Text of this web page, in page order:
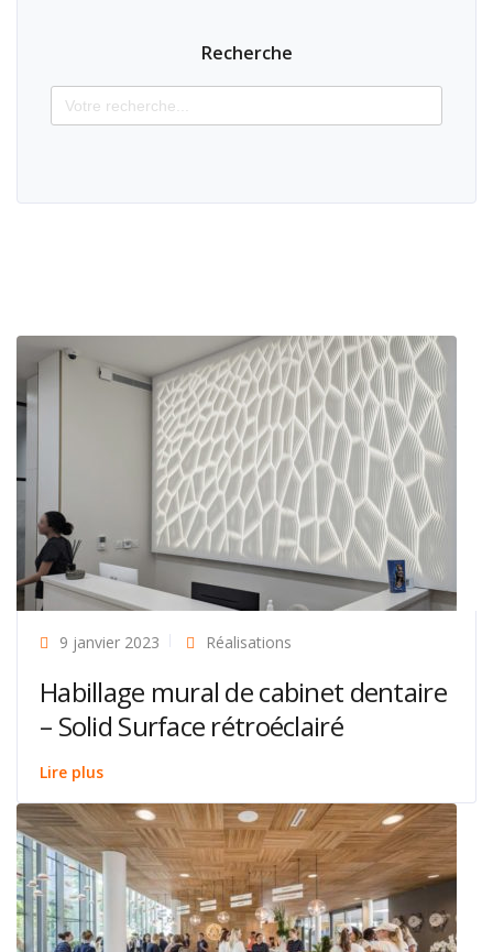
Recherche
Search
for:
9 janvier 2023 Réalisations
Habillage mural de cabinet dentaire
– Solid Surface rétroéclairé
Lire plus